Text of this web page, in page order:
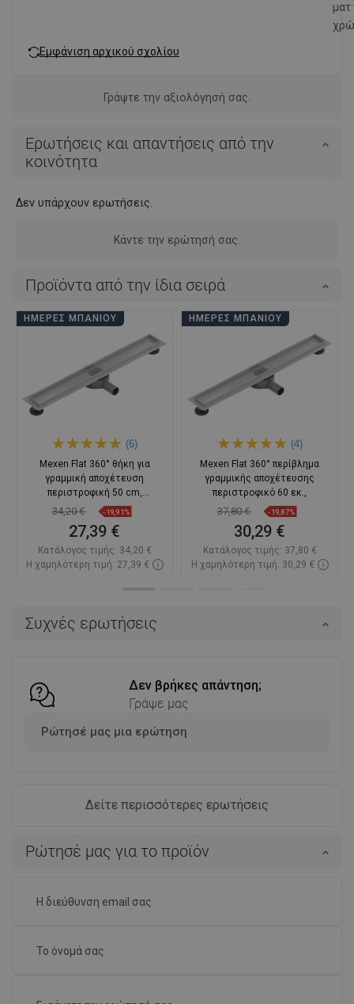
Συχνές ερωτήσεις
Δεν βρήκες απάντηση;
Γράψε μας
Ρώτησέ μας μια ερώτηση
Δείτε περισσότερες ερωτήσεις
ματ
Εμφάνιση αρχικού σχολίου
Γράψτε την αξιολόγησή σας.
Ερωτήσεις και απαντήσεις από την
κοινότητα
Δεν υπάρχουν ερωτήσεις.
Κάντε την ερώτησή σας.
Ρώτησέ μας για το προϊόν
Προϊόντα από την ίδια σειρά
ΗΜΈΡΕΣ ΜΠΆΝΙΟΥ
(6)
Mexen Flat 360° θήκη για
γραμμική αποχέτευση
περιστροφική 50 cm,
ανοξείδωτο
34,20 € -19,91%
27,39 €
Κατάλογος τιμής: 34,20 €
Η χαμηλότερη τιμή: 27,39 €
ΗΜΈΡΕΣ ΜΠΆΝΙΟΥ
(4)
Mexen Flat 360° περίβλημα
γραμμικής αποχέτευσης
περιστροφικό 60 εκ.,
37,80 € -19,87%
30,29 €
Κατάλογος τιμής: 37,80 €
Η χαμηλότερη τιμή: 30,29 €